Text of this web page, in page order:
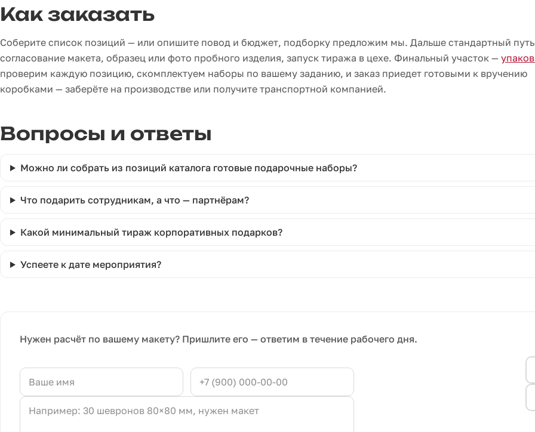
Как заказать
Соберите список позиций — или опишите повод и бюджет, подборку предложим мы. Дальше стандартный
согласование макета, образец или фото пробного изделия, запуск тиража в цехе. Финальный участок —
проверим каждую позицию, скомплектуем наборы по вашему заданию, и заказ приедет готовыми к вручению
коробками — заберёте на производстве или получите транспортной компанией.
Вопросы и ответы
Можно ли собрать из позиций каталога готовые подарочные наборы?
Что подарить сотрудникам, а что — партнёрам?
Какой минимальный тираж корпоративных подарков?
Успеете к дате мероприятия?
Нужен расчёт по вашему макету? Пришлите его — ответим в течение рабочего дня.